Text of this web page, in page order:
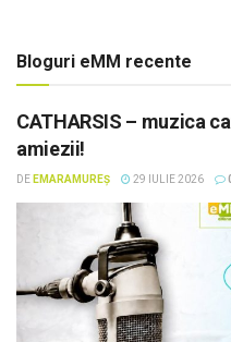
Bloguri eMM recente
CATHARSIS – muzica
amiezii!
DE EMARAMUREȘ 29 IULIE 2026